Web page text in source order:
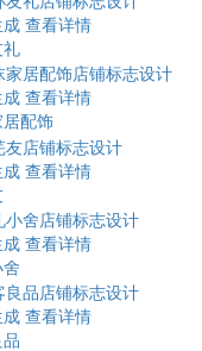
成 查看详情
礼
成 查看详情
居配饰
成 查看详情
成 查看详情
成 查看详情